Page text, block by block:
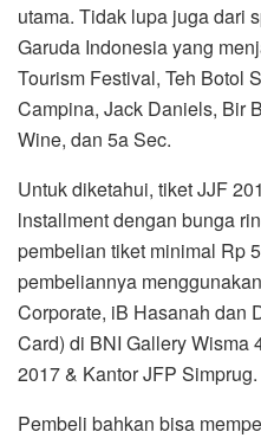
utama. Tidak lupa juga dari
Garuda Indonesia yang
Tourism Festival, Teh Botol
Campina, Jack Daniels, Bir
Wine, dan 5a Sec.
Untuk diketahui, tiket JJF
lnstallment dengan bunga
pembelian tiket minimal Rp
pembeliannya
Corporate, iB Hasanah dan
Card) di BNI Gallery Wisma
2017 & Kantor JFP Simprug.
Pembeli bahkan bisa